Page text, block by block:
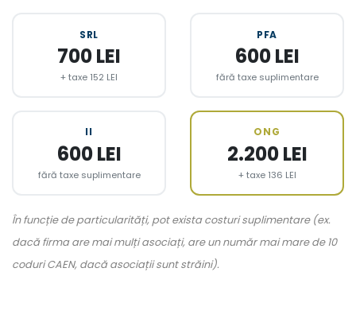
SRL
700 LEI
+ taxe 152 LEI
PFA
600 LEI
fără taxe suplimentare
II
600 LEI
fără taxe suplimentare
ONG
2.200 LEI
+ taxe 136 LEI
În funcție de particularități, pot exista costuri suplimentare (ex.
dacă firma are mai mulți asociați, are un număr mai mare de 10
coduri CAEN, dacă asociații sunt străini).